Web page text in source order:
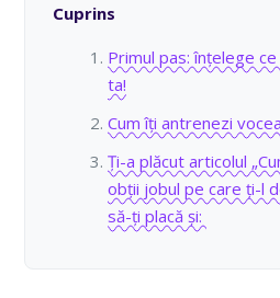
Cuprins
Primul pas: înțelege
ta!
Cum îți antrenezi vocea
Ți-a plăcut articolul
obții jobul pe care ți-l
să-ți placă și: